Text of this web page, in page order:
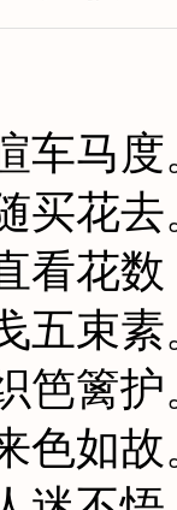
车马度
买花去
看花数
五束素
笆篱护
色如故